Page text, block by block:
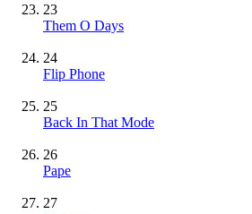
23
Them O Days
24
Flip Phone
25
Back In That Mode
26
Pape
27